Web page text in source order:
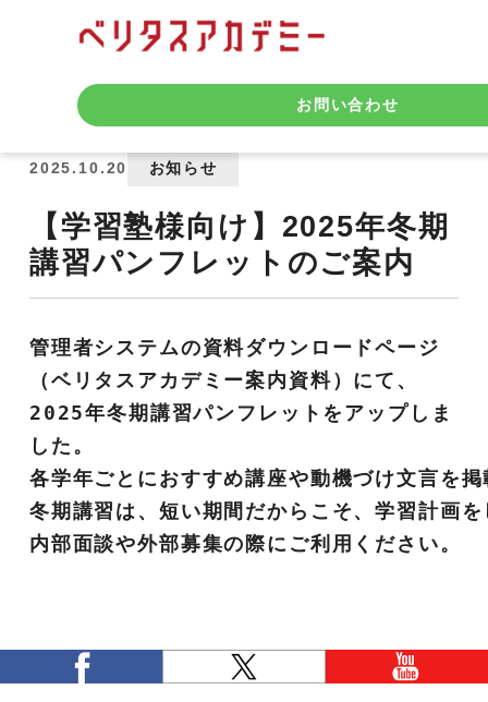
お問い合わせ
お知らせ
2025.10.20 お知らせ
【学習塾様向け】2025年冬期
講習パンフレットのご案内
管理者システムの資料ダウンロードページ
（ベリタスアカデミー案内資料）にて、
2025年冬期講習パンフレットをアップしま
した。
各学年ごとにおすすめ講座や動機づけ文言を掲
冬期講習は、短い期間だからこそ、学習計画
内部面談や外部募集の際にご利用ください。